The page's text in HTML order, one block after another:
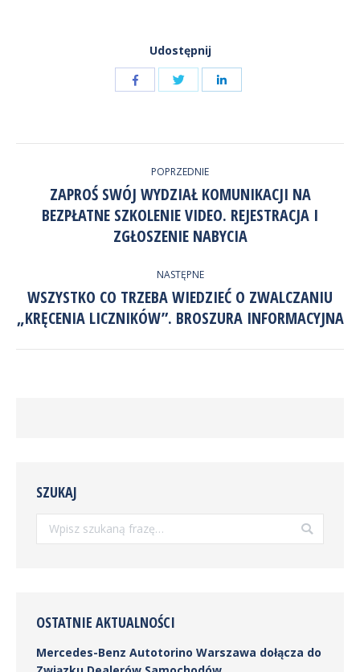
Udostępnij
Udostępnij
przez
Twitter
Udostępnij
WPISÓW
POPRZEDNIE
Poprzedni
wpis:
ZAPROŚ SWÓJ WYDZIAŁ KOMUNIKACJI NA
BEZPŁATNE SZKOLENIE VIDEO. REJESTRACJA I
ZGŁOSZENIE NABYCIA
NASTĘPNE
Następny
wpis:
WSZYSTKO CO TRZEBA WIEDZIEĆ O ZWALCZANIU
„KRĘCENIA LICZNIKÓW”. BROSZURA INFORMACYJNA
SZUKAJ
Szukaj:
OSTATNIE AKTUALNOŚCI
Mercedes-Benz Autotorino Warszawa dołącza do